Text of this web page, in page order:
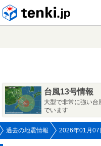
台風13号情報
大型で非常に強い
でいます
過去の地震情報 2026年01月07